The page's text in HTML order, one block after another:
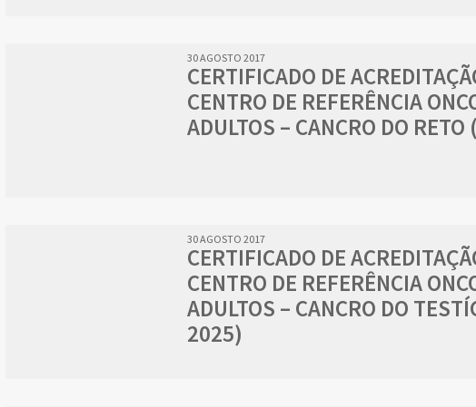
30 AGOSTO 2017
CERTIFICADO DE
CENTRO DE REFERÊNCIA
ADULTOS – CANCRO DO
30 AGOSTO 2017
CERTIFICADO DE
CENTRO DE REFERÊNCIA
ADULTOS – CANCRO DO
2025)